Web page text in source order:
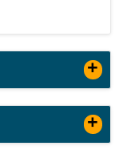
+
+